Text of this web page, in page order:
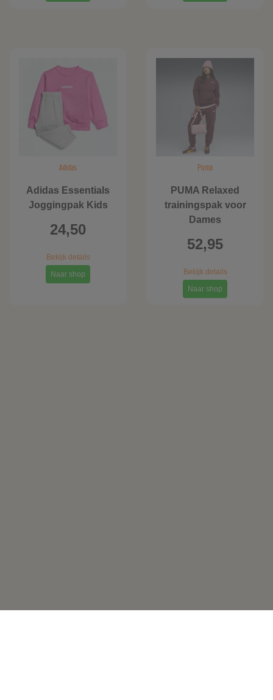
Adidas
Adidas Essentials
Joggingpak Kids
24,50
Bekijk details
Naar shop
Puma
PUMA Relaxed
trainingspak voor
Dames
52,95
Bekijk details
Naar shop